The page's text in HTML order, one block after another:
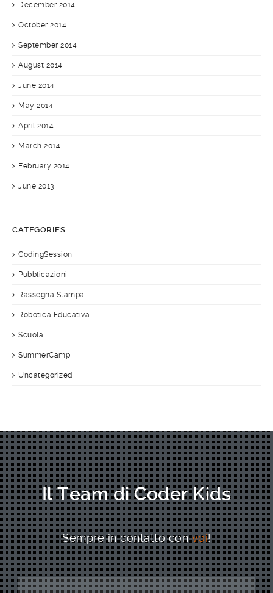
December 2014
October 2014
September 2014
August 2014
June 2014
May 2014
April 2014
March 2014
February 2014
June 2013
CATEGORIES
CodingSession
Pubblicazioni
Rassegna Stampa
Robotica Educativa
Scuola
SummerCamp
Uncategorized
Il Team di Coder Kids
Sempre in contatto convoi!